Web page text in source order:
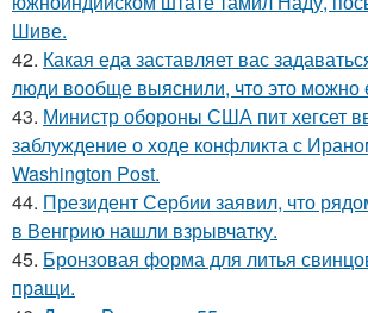
Шиве.
42. Какая еда заставляет вас
люди вообще выяснили, что это можно
43. Министр обороны США пит хегсет
заблуждение о ходе конфликта с
Washington Post.
44. Президент Сербии заявил, что
в Венгрию нашли взрывчатку.
45. Бронзовая форма для литья
пращи.